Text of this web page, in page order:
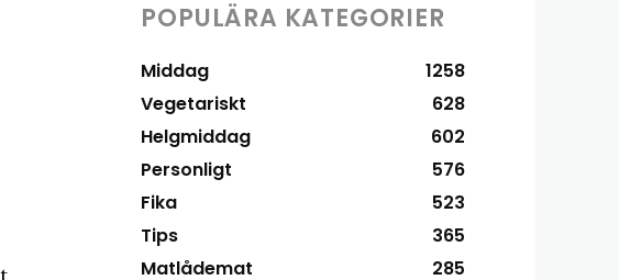
POPULÄRA KATEGORIER
Middag
1258
Vegetariskt
628
Helgmiddag
602
Personligt
576
Fika
523
Tips
365
Matlådemat
285